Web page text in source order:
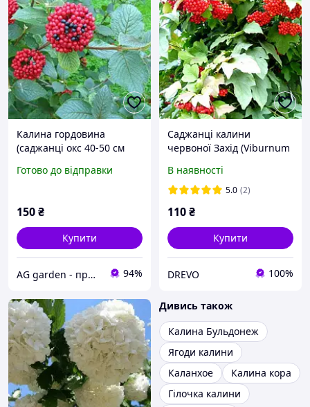
Калина гордовина
(саджанці окс 40-50 см
Готово до відправки
150₴
Купити
AG garden - приватний розплідник рослин 94%
Саджанці калини
червоної Захід (Viburnum
солодка, червона
В наявності
5.0 (2)
110₴
Купити
DREVO 100%
Дивись також
Калина Бульдонеж
Ягоди калини
Каланхое
Калина кора
Гілочка калини